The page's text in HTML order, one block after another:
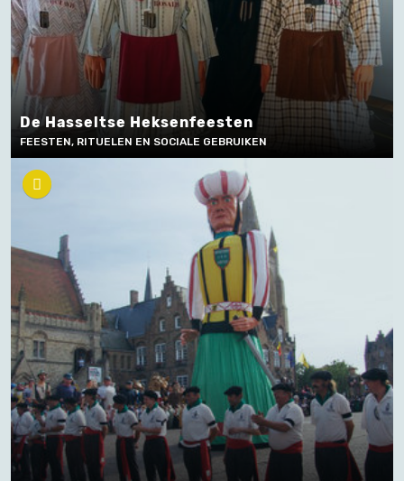
De Hasseltse Heksenfeesten
FEESTEN, RITUELEN EN SOCIALE GEBRUIKEN